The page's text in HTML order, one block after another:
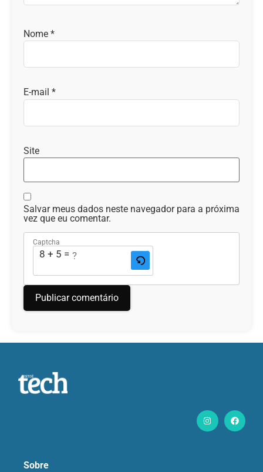
Nome *
E-mail *
Site
Salvar meus dados neste navegador para a próxima
vez que eu comentar.
Captcha
8 + 5 = ?
Sobre